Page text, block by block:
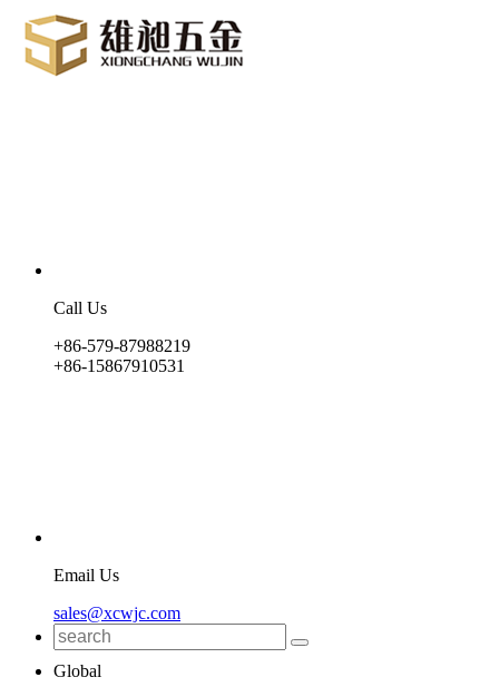
Call Us
+86-579-87988219
+86-15867910531
Email Us
sales@xcwjc.com
Global